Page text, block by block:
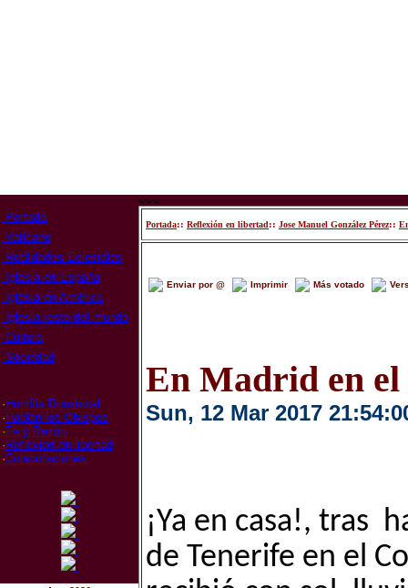
Portada
Vaticano
Realidades Eclesiales
Iglesia en España
Iglesia en América
Iglesia resto del mundo
Cultura
Sociedad
· Homilia Dominical
· Hablan los Obispos
· Fe y Razón
· Reflexion en libertad
·Colaboraciones
www
Portada:: Reflexión en libertad:: Jose Manuel González Pérez::
Enviar por @ Imprimir Más votado
En Madrid en el
Sun, 12 Mar 2017
¡Ya en casa!, tras
de Tenerife en el